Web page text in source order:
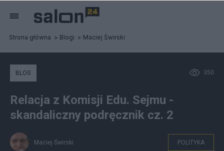
Strona główna Blogi Maciej Świrski
350
BLOG
Relacja z Komisji Edu. Sejmu -
skandaliczny podręcznik cz. 2
Maciej Świrski POLITYKA